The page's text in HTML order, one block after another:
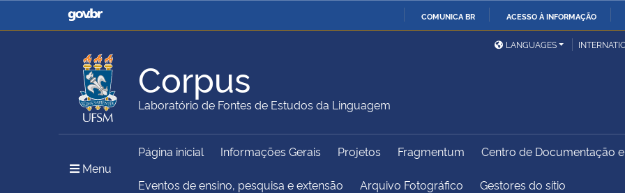
COMUNICA BR ACESSO À INFORMAÇÃO
Casa Civil
Ministério da Justiça e
Ministério da Defesa
Ministério das Relações
Exteriores
Ministério da Agricultura,
Pecuária e Abastecimento
Ministério da Educação
Ministério do Meio Ambiente Ministério do Turismo
Ministério do
Desenvolvimento Regional
União
LANGUAGES
Corpus
Laboratório de Fontes de Estudos da Linguagem
Menu
Página inicial Informações Gerais Projetos Fragmentum Centro de Documentação
Eventos de ensino, pesquisa e extensão Arquivo Fotográfico Gestores do sítio